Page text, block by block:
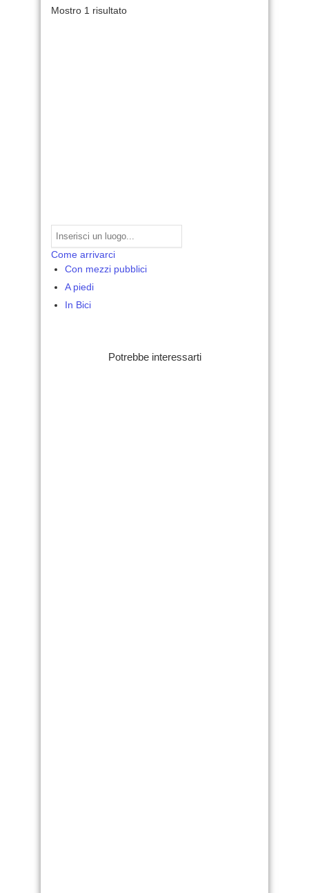
Mostro 1 risultato
Come arrivarci
Con mezzi pubblici
A piedi
In Bici
Potrebbe interessarti